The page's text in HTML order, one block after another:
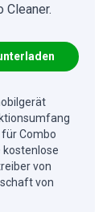
Cleaner.
Combo
kostenlose
von
von